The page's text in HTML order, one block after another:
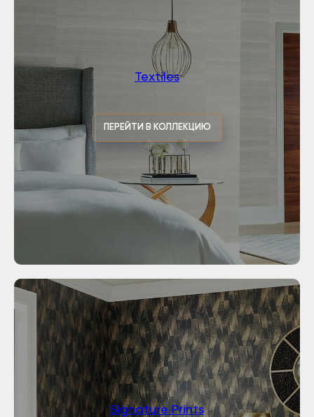
Textiles
ПЕРЕЙТИ В КОЛЛЕКЦИЮ
Signature Prints